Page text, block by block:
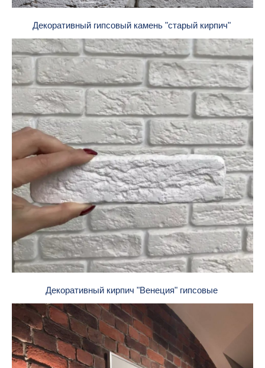
Декоративный гипсовый камень "старый кирпич"
Декоративный кирпич "Венеция" гипсовые